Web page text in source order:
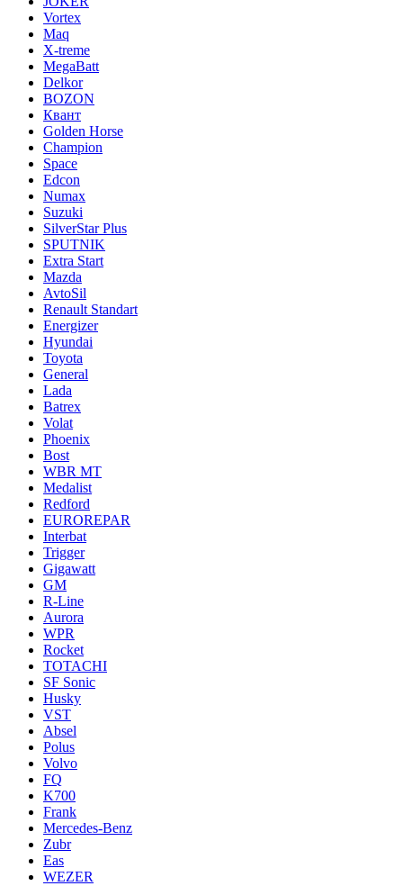
Vortex
Maq
X-treme
MegaBatt
Delkor
BOZON
Квант
Golden Horse
Champion
Space
Edcon
Numax
Suzuki
SilverStar Plus
SPUTNIK
Extra Start
Mazda
AvtoSil
Renault Standart
Energizer
Hyundai
Toyota
General
Lada
Batrex
Volat
Phoenix
Bost
WBR MT
Medalist
Redford
EUROREPAR
Interbat
Trigger
Gigawatt
GM
R-Line
Aurora
WPR
Rocket
TOTACHI
SF Sonic
Husky
VST
Absel
Polus
Volvo
FQ
K700
Frank
Mercedes-Benz
Zubr
Eas
WEZER